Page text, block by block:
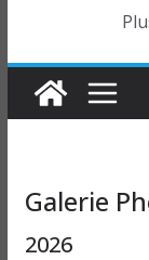
Galerie
2026